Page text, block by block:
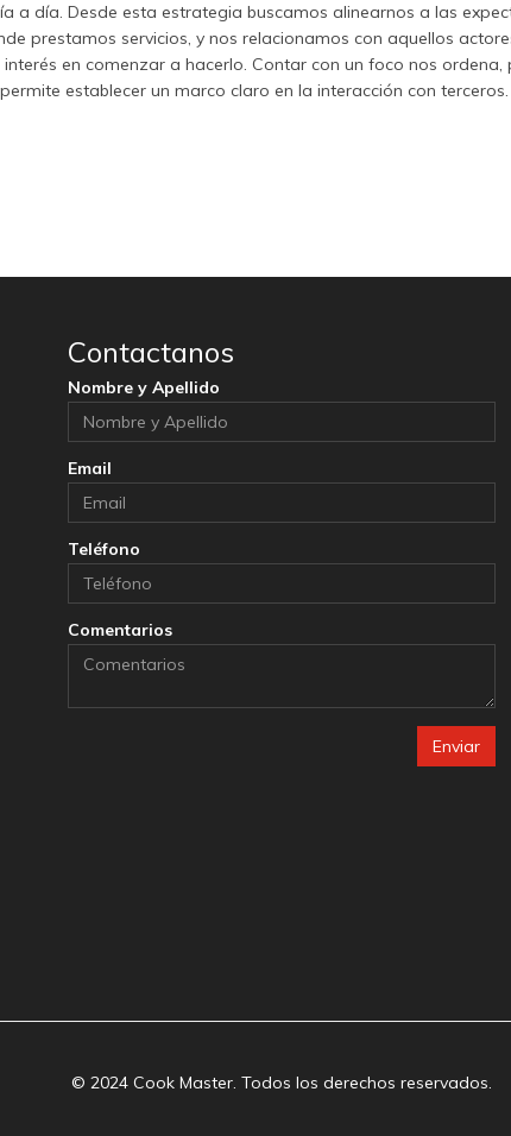
a día. Desde esta estrategia buscamos alinearnos a las
prestamos servicios, y nos relacionamos con aquellos
en comenzar a hacerlo. Contar con un foco nos ordena,
establecer un marco claro en la interacción con terceros.
Contactanos
Nombre y Apellido
Email
Teléfono
Comentarios
Enviar
© 2024 Cook Master. Todos los derechos reservados.